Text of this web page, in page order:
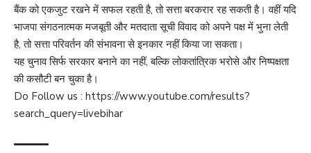
बैंक को एकजुट रखने में सफल रहती है, तो सत्ता बरकरार रह सकती है। वहीं यदि
भाजपा संगठनात्मक मजबूती और मतदाता सूची विवाद को अपने पक्ष में भुना लेती
है, तो सत्ता परिवर्तन की संभावना से इनकार नहीं किया जा सकता।
यह चुनाव सिर्फ सरकार बनाने का नहीं, बल्कि लोकतांत्रिक भरोसे और निष्पक्षता
की कसौटी बन चुका है।
Do Follow us : https://www.youtube.com/results?
search_query=livebihar